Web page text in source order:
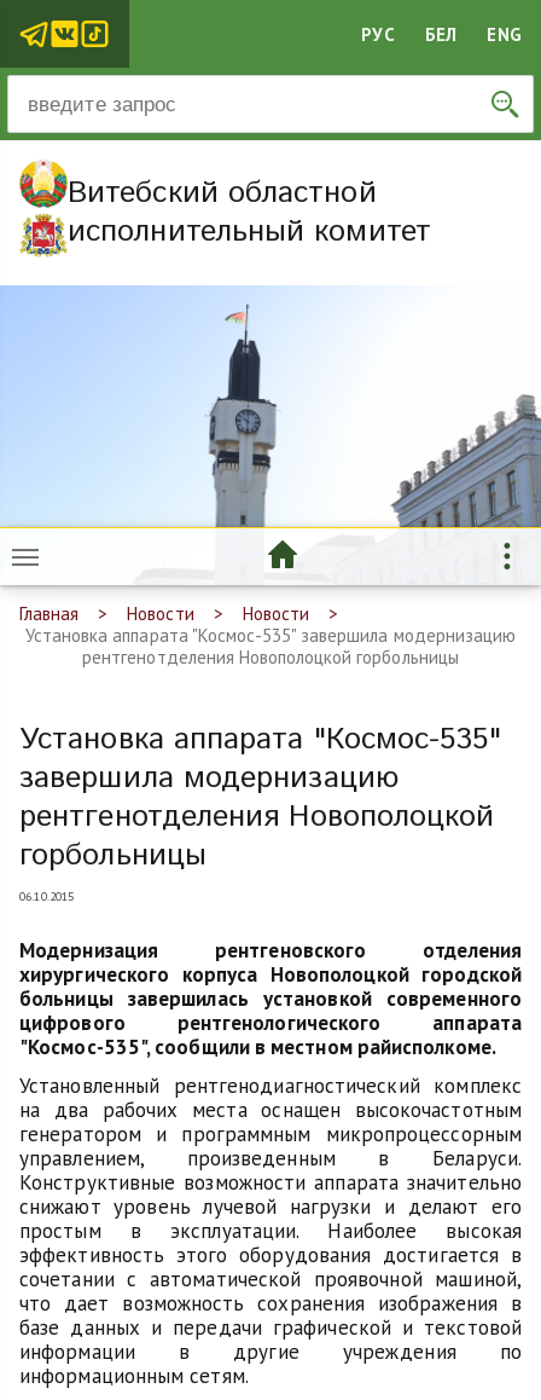
РУС БЕЛ ENG
Витебский областной
исполнительный комитет
Главная Новости
Новости
Установка аппарата "Космос-535" завершила модернизацию
рентгенотделения Новополоцкой горбольницы
Установка аппарата "Космос-535"
завершила модернизацию
рентгенотделения Новополоцкой
горбольницы
06.10.2015
Модернизация рентгеновского отделения
хирургического корпуса Новополоцкой городской
больницы завершилась установкой современного
цифрового рентгенологического аппарата
"Космос-535", сообщили в местном райисполкоме.
Установленный рентгенодиагностический комплекс
на два рабочих места оснащен высокочастотным
генератором и программным микропроцессорным
управлением, произведенным в Беларуси.
Конструктивные возможности аппарата значительно
снижают уровень лучевой нагрузки и делают его
простым в эксплуатации. Наиболее высокая
эффективность этого оборудования достигается в
сочетании с автоматической проявочной машиной,
что дает возможность сохранения изображения в
базе данных и передачи графической и текстовой
информации в другие учреждения по
информационным сетям.